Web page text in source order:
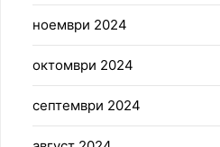
ноември 2024
октомври 2024
септември 2024